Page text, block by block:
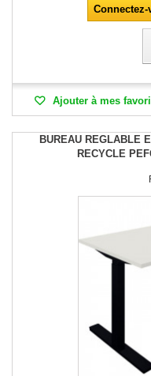
Ajouter à mes
BUREAU REGLABLE
RECYCLE